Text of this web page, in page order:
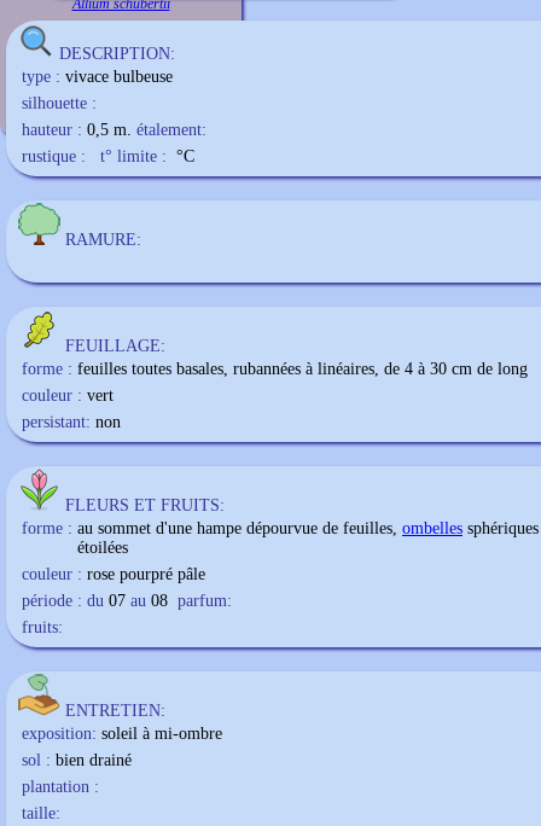
Allium schubertii
DESCRIPTION:
type : vivace bulbeuse
silhouette :
hauteur : 0,5 m. étalement:
rustique :
t° limite : °C
RAMURE:
FEUILLAGE:
forme : feuilles toutes basales, rubannées à linéaires, de 4 à 30 cm de long
couleur : vert
persistant: non
FLEURS ET FRUITS:
forme : au sommet d'une hampe dépourvue de feuilles, ombelles
étoilées
couleur : rose pourpré pâle
période : du 07 au 08 parfum:
fruits:
ENTRETIEN:
exposition: soleil à mi-ombre
sol : bien drainé
plantation :
taille: